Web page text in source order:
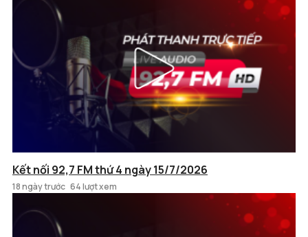
Kết nối 92,7 FM thứ 4 ngày 15/7/2026
18 ngày trước 64 lượt xem